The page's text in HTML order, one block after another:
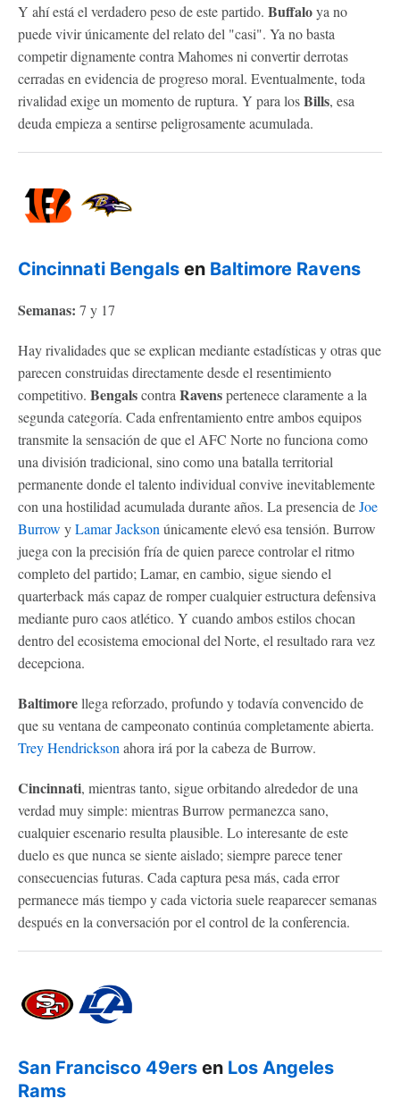
Y ahí está el verdadero peso de este partido. Buffaloya no
puede vivir únicamente del relato del "casi". Ya no basta
competir dignamente contra Mahomes ni convertir derrotas
cerradas en evidencia de progreso moral. Eventualmente, toda
rivalidad exige un momento de ruptura. Y para losBills, esa
deuda empieza a sentirse peligrosamente acumulada.
Cincinnati Bengals en Baltimore Ravens
Semanas: 7 y 17
Hay rivalidades que se explican mediante estadísticas y otras que
parecen construidas directamente desde el resentimiento
competitivo. Bengalscontra Ravenspertenece claramente a la
segunda categoría. Cada enfrentamiento entre ambos equipos
transmite la sensación de que el AFC Norte no funciona como
una división tradicional, sino como una batalla territorial
permanente donde el talento individual convive inevitablemente
con una hostilidad acumulada durante años. La presencia deJoe
Burrow yLamar Jackson únicamente elevó esa tensión. Burrow
juega con la precisión fría de quien parece controlar el ritmo
completo del partido; Lamar, en cambio, sigue siendo el
quarterback más capaz de romper cualquier estructura defensiva
mediante puro caos atlético. Y cuando ambos estilos chocan
dentro del ecosistema emocional del Norte, el resultado rara vez
decepciona.
Baltimorellega reforzado, profundo y todavía convencido de
que su ventana de campeonato continúa completamente abierta.
Trey Hendrickson ahora irá por la cabeza de Burrow.
Cincinnati, mientras tanto, sigue orbitando alrededor de una
verdad muy simple: mientras Burrow permanezca sano,
cualquier escenario resulta plausible. Lo interesante de este
duelo es que nunca se siente aislado; siempre parece tener
consecuencias futuras. Cada captura pesa más, cada error
permanece más tiempo y cada victoria suele reaparecer semanas
después en la conversación por el control de la conferencia.
San Francisco 49ers en Los Angeles
Rams